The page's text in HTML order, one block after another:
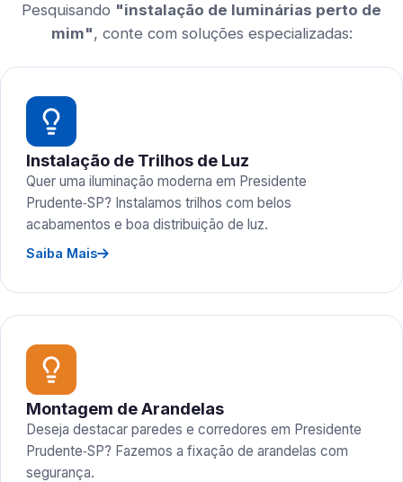
Pesquisando "instalação de luminárias perto de
mim", conte com soluções especializadas:
Instalação de Trilhos de Luz
Quer uma iluminação moderna em Presidente
Prudente‑SP? Instalamos trilhos com belos
acabamentos e boa distribuição de luz.
Saiba Mais
Montagem de Arandelas
Deseja destacar paredes e corredores em Presidente
Prudente‑SP? Fazemos a fixação de arandelas com
segurança.